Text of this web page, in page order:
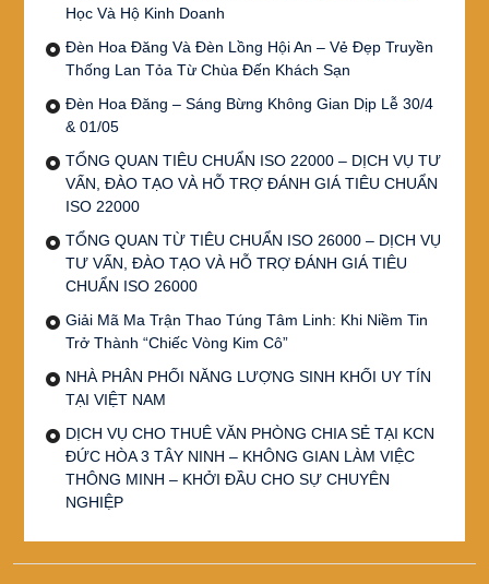
Học Và Hộ Kinh Doanh
Đèn Hoa Đăng Và Đèn Lồng Hội An – Vẻ Đẹp Truyền
Thống Lan Tỏa Từ Chùa Đến Khách Sạn
Đèn Hoa Đăng – Sáng Bừng Không Gian Dịp Lễ 30/4
& 01/05
TỔNG QUAN TIÊU CHUẨN ISO 22000 – DỊCH VỤ TƯ
VẤN, ĐÀO TẠO VÀ HỖ TRỢ ĐÁNH GIÁ TIÊU CHUẨN
ISO 22000
TỔNG QUAN TỪ TIÊU CHUẨN ISO 26000 – DỊCH VỤ
TƯ VẤN, ĐÀO TẠO VÀ HỖ TRỢ ĐÁNH GIÁ TIÊU
CHUẨN ISO 26000
Giải Mã Ma Trận Thao Túng Tâm Linh: Khi Niềm Tin
Trở Thành “Chiếc Vòng Kim Cô”
NHÀ PHÂN PHỐI NĂNG LƯỢNG SINH KHỐI UY TÍN
TẠI VIỆT NAM
DỊCH VỤ CHO THUÊ VĂN PHÒNG CHIA SẺ TẠI KCN
ĐỨC HÒA 3 TÂY NINH – KHÔNG GIAN LÀM VIỆC
THÔNG MINH – KHỞI ĐẦU CHO SỰ CHUYÊN
NGHIỆP